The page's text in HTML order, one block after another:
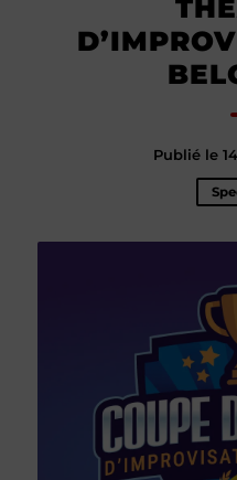
Publié le